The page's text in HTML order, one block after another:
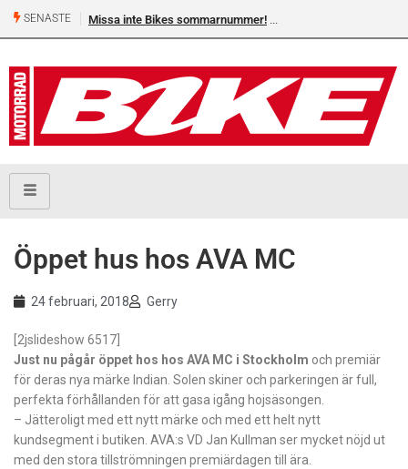
SENASTE Missa inte Bikes sommarnummer!
Öppet hus hos AVA MC
24 februari, 2018 Gerry
[2jslideshow 6517]
Just nu pågår öppet hos hos AVA MC i Stockholm och premiär
för deras nya märke Indian. Solen skiner och parkeringen är full,
perfekta förhållanden för att gasa igång hojsäsongen.
– Jätteroligt med ett nytt märke och med ett helt nytt
kundsegment i butiken. AVA:s VD Jan Kullman ser mycket nöjd ut
med den stora tillströmningen premiärdagen till ära.